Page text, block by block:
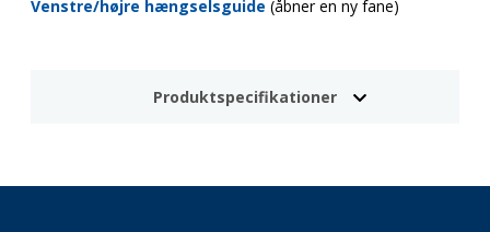
Venstre/højre hængselsguide (åbner en ny fane)
Produktspecifikationer